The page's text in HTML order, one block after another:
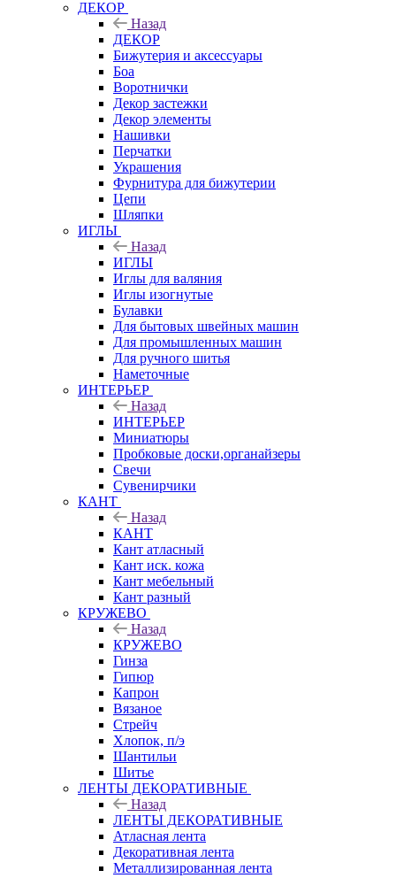
ДЕКОР
Назад
ДЕКОР
Бижутерия и аксессуары
Боа
Воротнички
Декор застежки
Декор элементы
Нашивки
Перчатки
Украшения
Фурнитура для бижутерии
Цепи
Шляпки
ИГЛЫ
Назад
ИГЛЫ
Иглы для валяния
Иглы изогнутые
Булавки
Для бытовых швейных машин
Для промышленных машин
Для ручного шитья
Наметочные
ИНТЕРЬЕР
Назад
ИНТЕРЬЕР
Миниатюры
Пробковые доски,органайзеры
Свечи
Сувенирчики
КАНТ
Назад
КАНТ
Кант атласный
Кант иск. кожа
Кант мебельный
Кант разный
КРУЖЕВО
Назад
КРУЖЕВО
Гинза
Гипюр
Капрон
Вязаное
Стрейч
Хлопок, п/э
Шантильи
Шитье
ЛЕНТЫ ДЕКОРАТИВНЫЕ
Назад
ЛЕНТЫ ДЕКОРАТИВНЫЕ
Атласная лента
Декоративная лента
Металлизированная лента